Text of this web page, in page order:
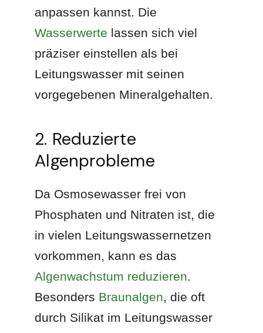
anpassen kannst. Die
Wasserwerte lassen sich viel
präziser einstellen als bei
Leitungswasser mit seinen
vorgegebenen Mineralgehalten.
2. Reduzierte
Algenprobleme
Da Osmosewasser frei von
Phosphaten und Nitraten ist, die
in vielen Leitungswassernetzen
vorkommen, kann es das
Algenwachstum reduzieren.
Besonders Braunalgen, die oft
durch Silikat im Leitungswasser